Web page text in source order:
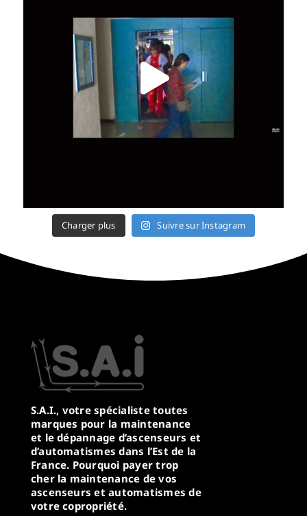
Charger plus Suivre sur Instagram
S.A.I., votre spécialiste toutes
marques pour la maintenance
et le dépannage d’ascenseurs et
d’automatismes dans l’Est de la
France. Pourquoi payer trop
cher la maintenance de vos
ascenseurs et automatismes de
votre copropriété.